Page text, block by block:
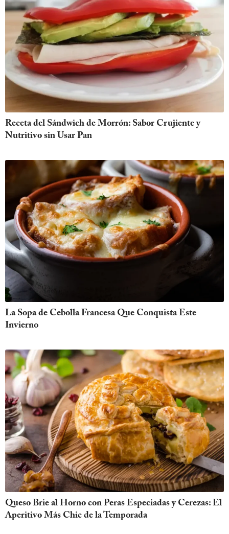
Receta del Sándwich de Morrón: Sabor Crujiente y
Nutritivo sin Usar Pan
La Sopa de Cebolla Francesa Que Conquista Este
Invierno
Queso Brie al Horno con Peras Especiadas y Cerezas: El
Aperitivo Más Chic de la Temporada